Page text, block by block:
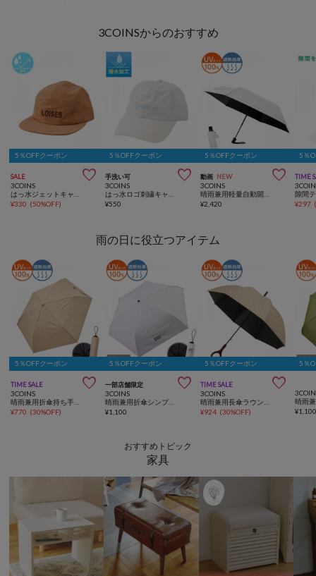
3COINSからのおすすめ
5％OFFクーポン
SALE 
3COINS
¥330 (50%OFF)
5％OFFクーポン
手洗い可 
3COINS
¥550
5％OFFクーポン
動画 NEW 
3COINS
¥2,420
5％
TIME
¥297
雨の日に役立つアイテム
5％OFFクーポン
TIME SALE 
3COINS
¥770 (30%OFF)
5％OFFクーポン
一部店舗限定 
3COINS
¥1,100
5％OFFクーポン
TIME SALE 
3COINS
¥924 (30%OFF)
5％
¥
おすすめトピック
家具